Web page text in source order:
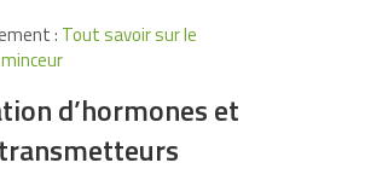
: Tout savoir sur le
d’hormones et